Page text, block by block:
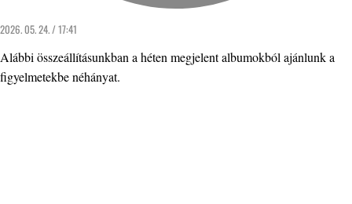
2026. 05. 24. / 17:41
Alábbi összeállításunkban a héten megjelent albumokból ajánlunk a
figyelmetekbe néhányat.